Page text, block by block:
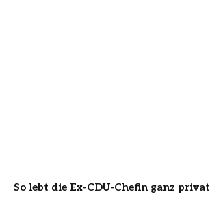
So lebt die Ex-CDU-Chefin ganz privat